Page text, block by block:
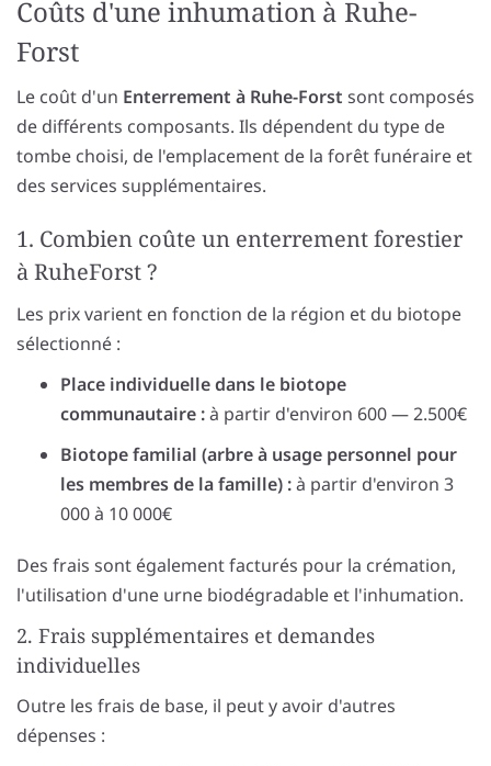
Coûts d'une inhumation à Ruhe-
Forst
Le coût d'un Enterrement à Ruhe-Forst sont composés
de différents composants. Ils dépendent du type de
tombe choisi, de l'emplacement de la forêt funéraire et
des services supplémentaires.
1. Combien coûte un enterrement forestier
à RuheForst ?
Les prix varient en fonction de la région et du biotope
sélectionné :
Place individuelle dans le biotope
communautaire :à partir d'environ 600 — 2.500€
Biotope familial (arbre à usage personnel pour
les membres de la famille) :à partir d'environ 3
000 à 10 000€
Des frais sont également facturés pour la crémation,
l'utilisation d'une urne biodégradable et l'inhumation.
2. Frais supplémentaires et demandes
individuelles
Outre les frais de base, il peut y avoir d'autres
dépenses :